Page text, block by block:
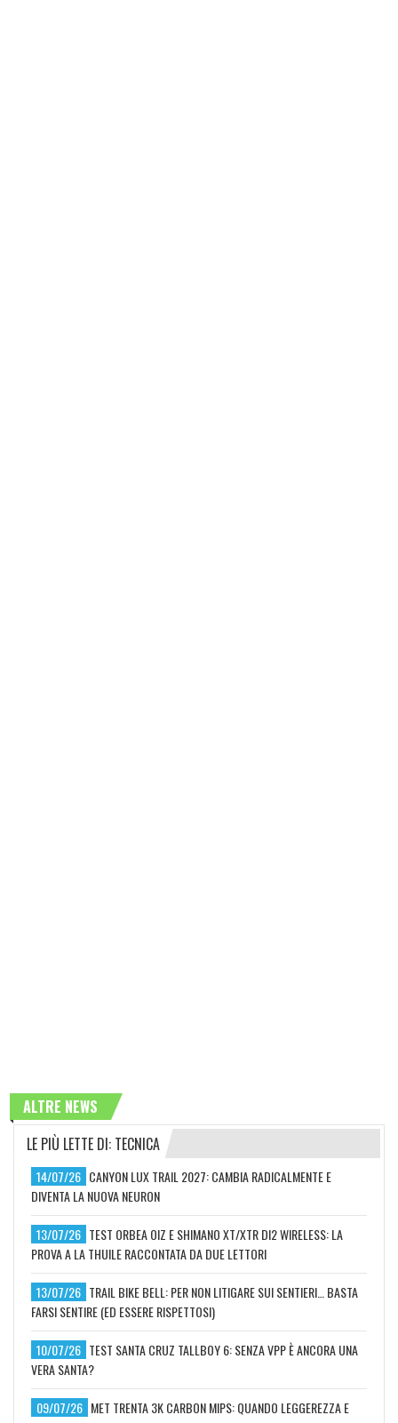
ALTRE NEWS
LE PIÙ LETTE DI: TECNICA
14/07/26 CANYON LUX TRAIL 2027: CAMBIA RADICALMENTE E
DIVENTA LA NUOVA NEURON
13/07/26 TEST ORBEA OIZ E SHIMANO XT/XTR DI2 WIRELESS: LA
PROVA A LA THUILE RACCONTATA DA DUE LETTORI
13/07/26 TRAIL BIKE BELL: PER NON LITIGARE SUI SENTIERI… BASTA
FARSI SENTIRE (ED ESSERE RISPETTOSI)
10/07/26 TEST SANTA CRUZ TALLBOY 6: SENZA VPP È ANCORA UNA
VERA SANTA?
09/07/26 MET TRENTA 3K CARBON MIPS: QUANDO LEGGEREZZA E